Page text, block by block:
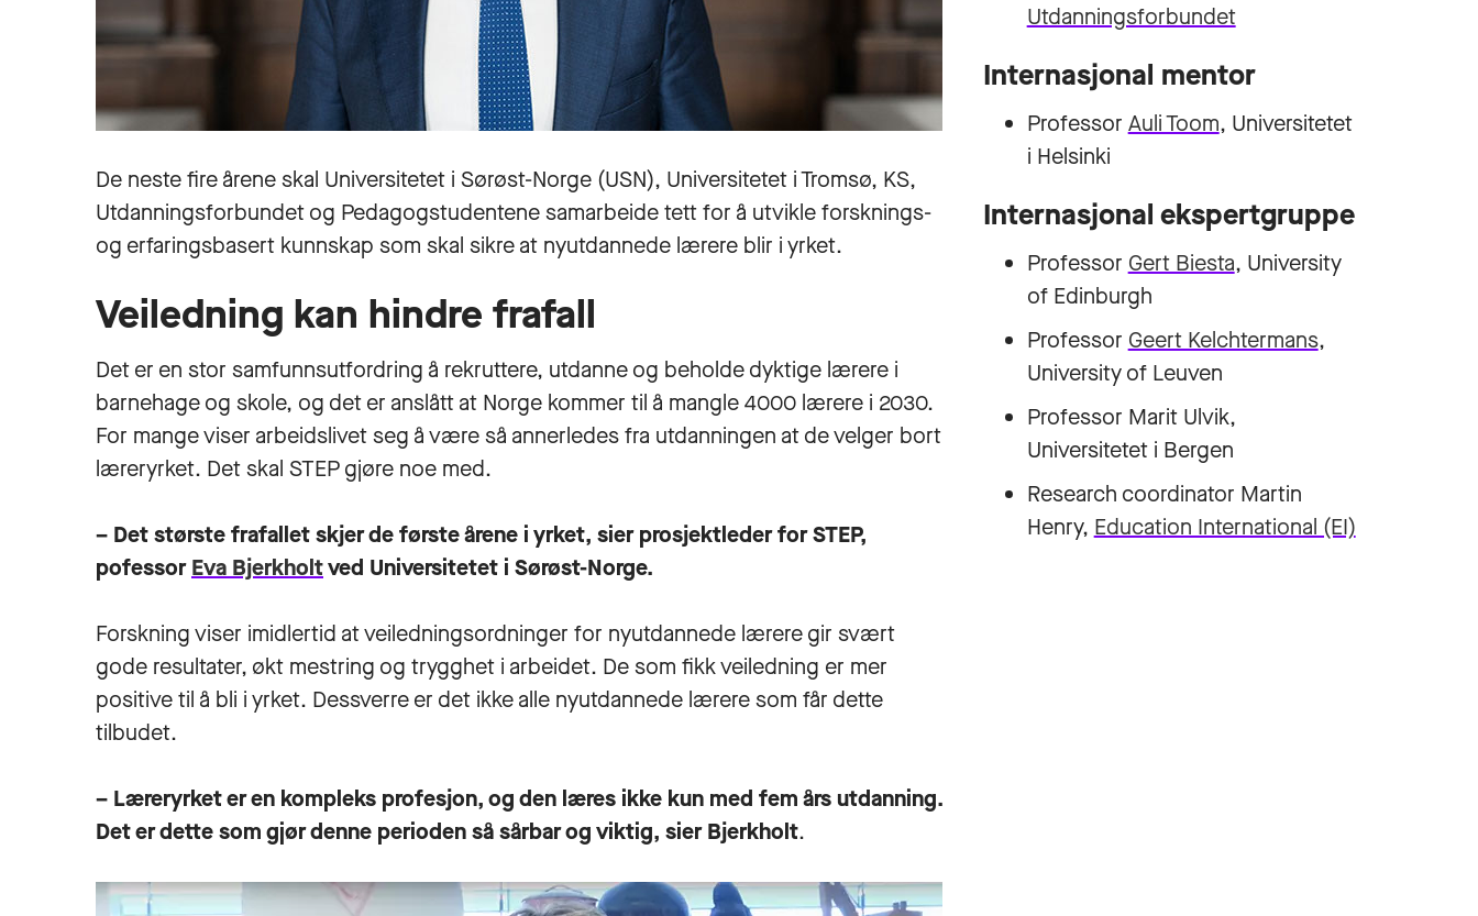
De neste fire årene skal Universitetet i Sørøst-Norge (USN), Universitetet i Tromsø, KS,
Utdanningsforbundet og Pedagogstudentene samarbeide tett for å utvikle forsknings-
og erfaringsbasert kunnskap som skal sikre at nyutdannede lærere blir i yrket.
Veiledning kan hindre frafall
Det er en stor samfunnsutfordring å rekruttere, utdanne og beholde dyktige lærere i
barnehage og skole, og det er anslått at Norge kommer til å mangle 4000 lærere i 2030.
For mange viser arbeidslivet seg å være så annerledes fra utdanningen at de velger bort
læreryrket. Det skal STEP gjøre noe med.
– Det største frafallet skjer de første årene i yrket, sier prosjektleder for STEP,
pofessorEva Bjerkholtved Universitetet i Sørøst-Norge.
Forskning viser imidlertid at veiledningsordninger for nyutdannede lærere gir svært
gode resultater, økt mestring og trygghet i arbeidet. De som fikk veiledning er mer
positive til å bli i yrket. Dessverre er det ikke alle nyutdannede lærere som får dette
tilbudet.
– Læreryrket er en kompleks profesjon, og den læres ikke kun med fem års utdanning.
Det er dette som gjør denne perioden så sårbar og viktig, sier Bjerkholt.
Utdanningsforbundet
Internasjonal mentor
Professor Auli Toom, Universitetet
i Helsinki
Internasjonal ekspertgruppe
Professor Gert Biesta, University
of Edinburgh
Professor Geert Kelchtermans,
University of Leuven
Professor Marit Ulvik,
Universitetet i Bergen
Research coordinator Martin
Henry, Education International (EI)